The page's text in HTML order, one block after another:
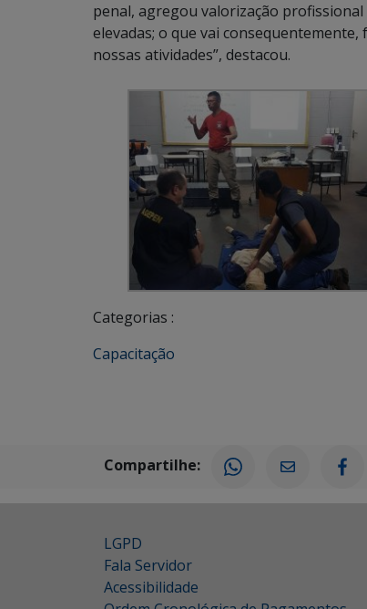
penal, agregou valorização
elevadas; o que vai
nossas atividades”, destacou.
Categorias :
Capacitação
Compartilhe:
LGPD
Fala Servidor
Acessibilidade